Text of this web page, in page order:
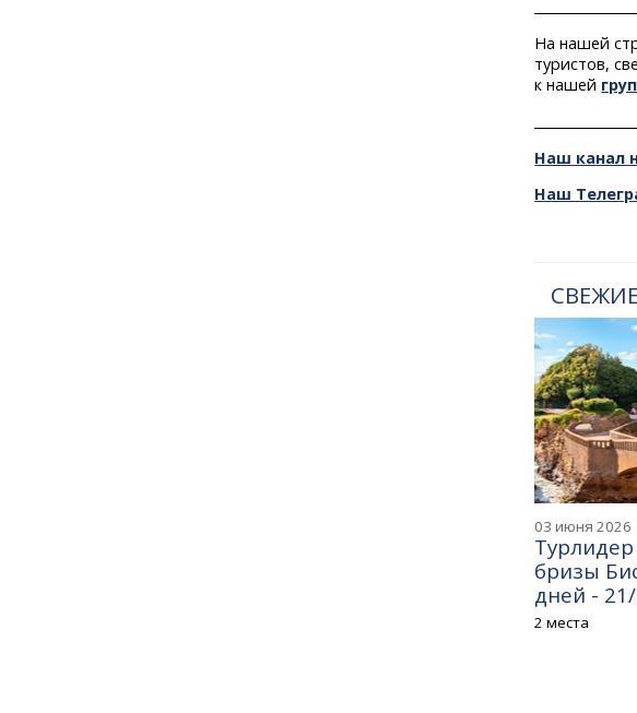
На нашей
туристов,
к нашей
Наш канал
Наш
СВЕЖИЕ
03 июня 2026
бризы
дней -
2 места